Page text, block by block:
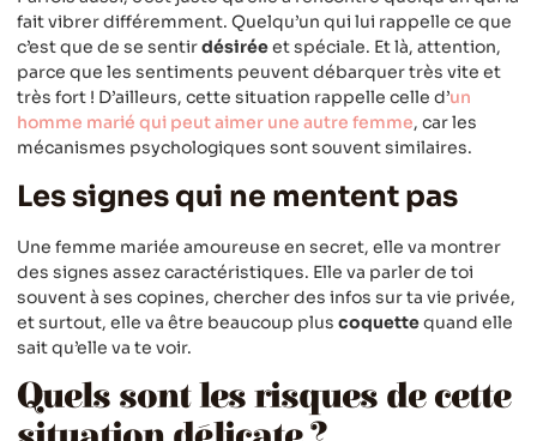
fait vibrer différemment. Quelqu’un qui lui rappelle ce que
c’est que de se sentirdésiréeet spéciale. Et là, attention,
parce que les sentiments peuvent débarquer très vite et
très fort ! D’ailleurs, cette situation rappelle celle d’un
homme marié qui peut aimer une autre femme, car les
mécanismes psychologiques sont souvent similaires.
Les signes qui ne mentent pas
Une femme mariée amoureuse en secret, elle va montrer
des signes assez caractéristiques. Elle va parler de toi
souvent à ses copines, chercher des infos sur ta vie privée,
et surtout, elle va être beaucoup plus coquettequand elle
sait qu’elle va te voir.
Quels sont les risques de cette